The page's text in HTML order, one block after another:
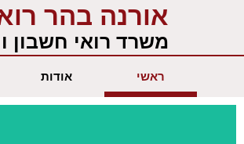
אורנה בהר
משרד רואי חשבון
ראשי אודות